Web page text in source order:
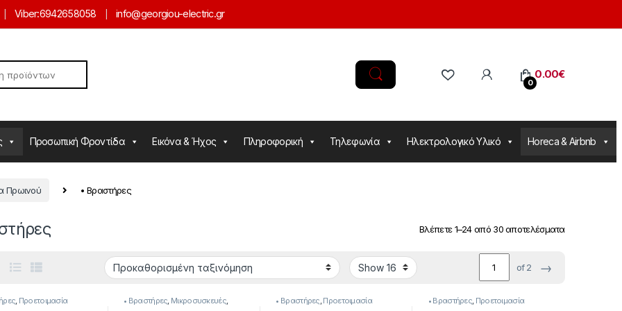
Viber:6942658058 info@georgiou-electric.gr
0
0.00€
Προσωπική Φροντίδα Εικόνα & Ήχος Πληροφορική Τηλεφωνία Ηλεκτρολογικό Υλικό Horeca & Airbnb
Πρωινού • Βραστήρες
Βλέπετε 1–24 από 30 αποτελέσματα
of 2 →
Προετοιμασία • Βραστήρες Μικροσυσκευές
Προετοιμασία Πρωινού
• Βραστήρες Προετοιμασία
Πρωινού
• Βραστήρες Προετοιμασία
Πρωινού